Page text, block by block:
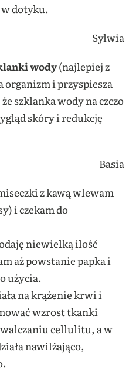
dotyku.
Sylwia
wody(najlepiej z
organizm i przyspiesza
szklanka wody na czczo
skóry i redukcję
Basia
z kawą wlewam
i czekam do
niewielką ilość
aż powstanie papka i
użycia.
na krążenie krwi i
wzrost tkanki
cellulitu, a w
nawilżająco,